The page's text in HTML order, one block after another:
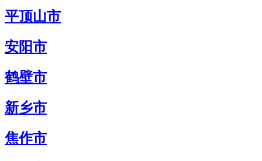
平顶山市
安阳市
鹤壁市
新乡市
焦作市